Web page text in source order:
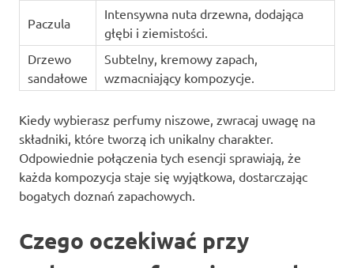
Paczula
Intensywna nuta drzewna, dodająca
głębi i ziemistości.
Drzewo
sandałowe
Subtelny, kremowy zapach,
wzmacniający kompozycje.
Kiedy wybierasz perfumy niszowe, zwracaj uwagę na
składniki, które tworzą ich unikalny charakter.
Odpowiednie połączenia tych esencji sprawiają, że
każda kompozycja staje się wyjątkowa, dostarczając
bogatych doznań zapachowych.
Czego oczekiwać przy